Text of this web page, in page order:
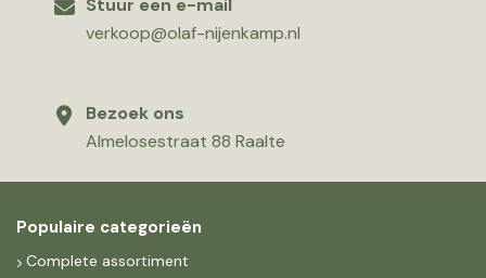
Stuur een e-mail
verkoop@olaf-nijenkamp.nl
Bezoek ons
Almelosestraat 88 Raalte
Populaire categorieën
Complete assortiment